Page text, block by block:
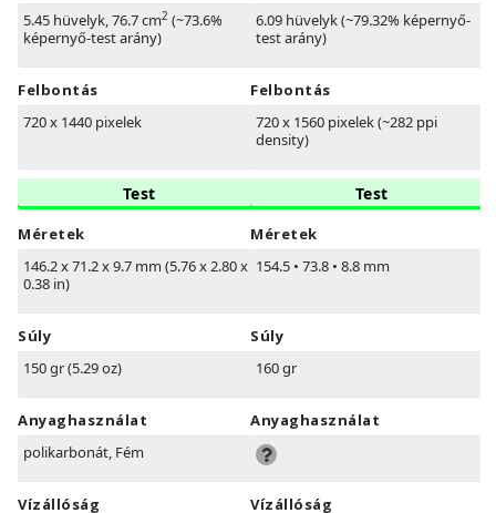
5.45 hüvelyk, 76.7 cm2 (~73.6%
képernyő-test arány)
Felbontás
720 x 1440 pixelek
Test
Méretek
146.2 x 71.2 x 9.7 mm (5.76 x 2.80 x
0.38 in)
Súly
150 gr (5.29 oz)
Anyaghasználat
polikarbonát, Fém
Vízállóság
6.09 hüvelyk (~79.32% képernyő-
test arány)
Felbontás
720 x 1560 pixelek (~282 ppi
density)
Test
Méretek
154.5 • 73.8 • 8.8 mm
Súly
160 gr
Anyaghasználat
Vízállóság